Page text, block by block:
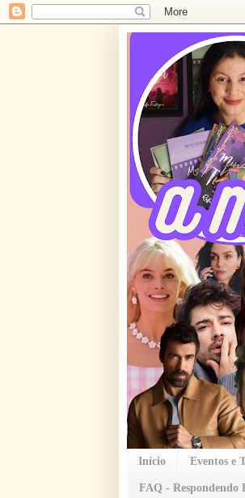
Início Eventos e
FAQ - Respondendo